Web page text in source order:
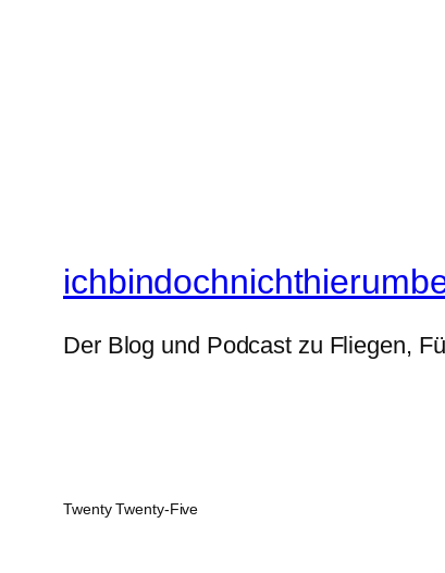
Der Blog und Podcast zu Fliegen,
Twenty Twenty-Five